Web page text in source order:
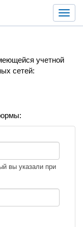
учетной
сетей:
вы указали при